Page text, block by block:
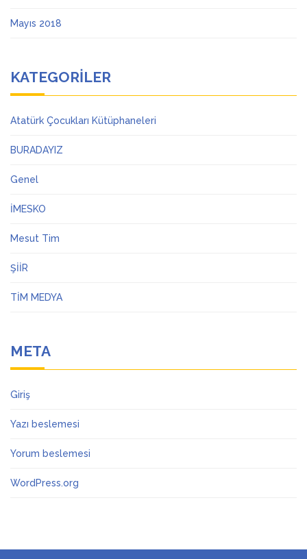
Mayıs 2018
KATEGORILER
Atatürk Çocukları Kütüphaneleri
BURADAYIZ
Genel
İMESKO
Mesut Tim
ŞİİR
TİM MEDYA
META
Giriş
Yazı beslemesi
Yorum beslemesi
WordPress.org